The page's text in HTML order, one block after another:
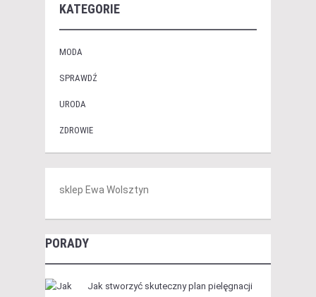
KATEGORIE
MODA
SPRAWDŹ
URODA
ZDROWIE
sklep Ewa Wolsztyn
PORADY
Jak stworzyć skuteczny plan pielęgnacji